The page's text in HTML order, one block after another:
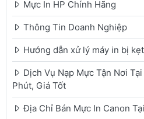
Mực In HP Chính Hãng
Thông Tin Doanh Nghiệp
Hướng dẫn xử lý máy in bị
Dịch Vụ Nạp Mực Tận Nơi
Phút, Giá Tốt
Địa Chỉ Bán Mực In Canon